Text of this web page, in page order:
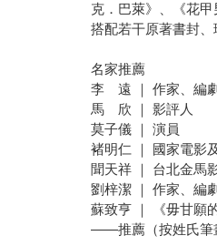
克．巴萊》、《花
搭配若干原著書封
名家推薦
李 遠 ｜ 作家、編
馬 欣 ｜ 影評人
莫子儀 ｜ 演員
褚明仁 ｜ 國家電影
聞天祥 ｜ 台北金馬
劉梓潔 ｜ 作家、編劇
蘇致亨 ｜ 《毋甘願
——推薦（按姓氏筆